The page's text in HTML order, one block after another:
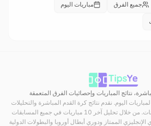
جميع الفرق مباريات اليوم
نتائج المباريات وإحصائيات الفرق المتعمقة
اليوم. نقدم نتائج كرة القدم المباشرة والتحليلات
التكتيكية المبنية على البيانات. من خلال تحليل آخر 10 مباريات في جميع المسابقات
الممتاز ودوري أبطال أوروبا والبطولات الدولية